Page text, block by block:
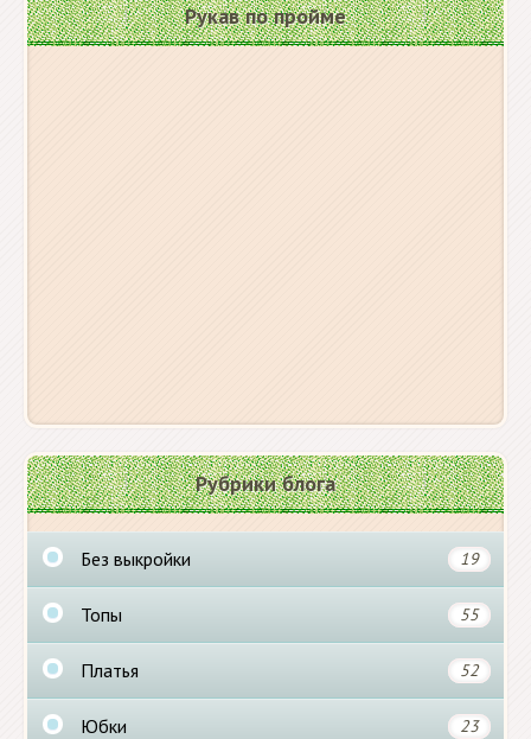
Рукав по пройме
Рубрики блога
Без выкройки 19
Топы 55
Платья 52
Юбки 23